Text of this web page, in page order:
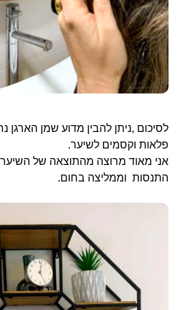
לסיכום ,ניתן להבין מדוע שמן
פלאות וקסמים לשיער.
אני מאוד מרוצה מהתוצאה של
התנסות וממליצה בחום.